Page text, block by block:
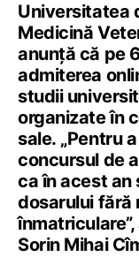
Universitatea
Medicină
anunță că pe
admiterea
studii
organizate în
sale. „Pentru
concursul de
ca în acest an
dosarului fără
Sorin Mihai